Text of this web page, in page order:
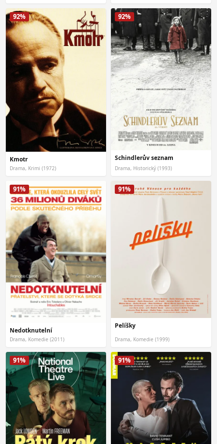
92%
Kmotr
Drama, Krimi (1972)
92%
Schindlerův seznam
Drama, Historický (1993)
91%
Nedotknutelní
Drama, Komedie (2011)
91%
Pelíšky
Drama, Komedie (1999)
91% 91%